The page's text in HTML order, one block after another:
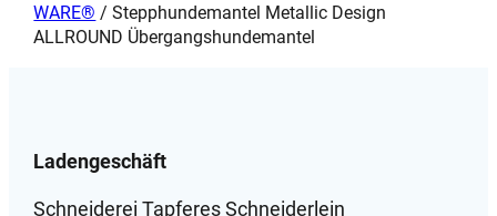
WARE® / Stepphundemantel Metallic Design
ALLROUND Übergangshundemantel
Ladengeschäft
Schneiderei Tapferes Schneiderlein